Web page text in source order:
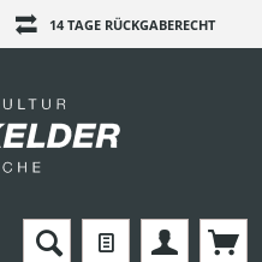
14 TAGE RÜCKGABERECHT